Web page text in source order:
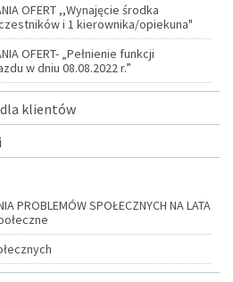
OFERT ,,Wynajęcie środka
i 1 kierownika/opiekuna"
OFERT- „Pełnienie funkcji
w dniu 08.08.2022 r.”
klientów
PROBLEMÓW SPOŁECZNYCH NA LATA